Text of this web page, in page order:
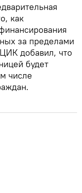
как
за пределами
добавил, что
будет
числе